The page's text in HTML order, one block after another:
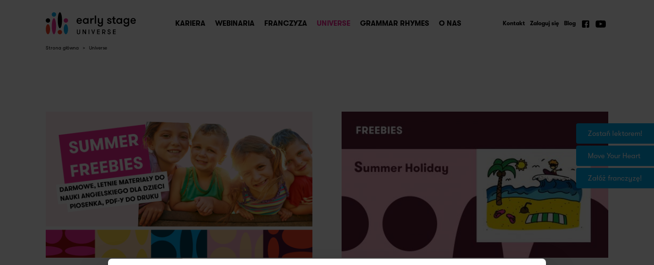
KARIERA WEBINARIA FRANCZYZA UNIVERSE GRAMMAR RHYMES O NAS
Zostań lektorem!
Move Your Heart
Załóż franczyzę!
Kontakt Zaloguj się Blog
Strona główna > Universe